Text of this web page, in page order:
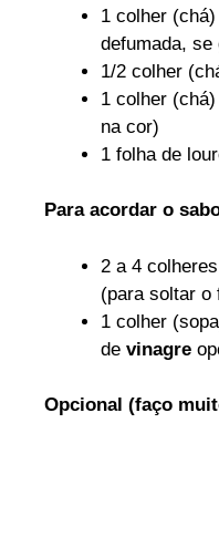
1 colher
defumada, se
1/2 colher
1 colher
na cor)
1 folha de
Para acordar o
2 a 4
(para soltar o
1 colher
de vinagre
Opcional (faço